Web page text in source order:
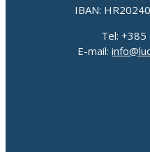
IBAN:
Tel:
E-mail: